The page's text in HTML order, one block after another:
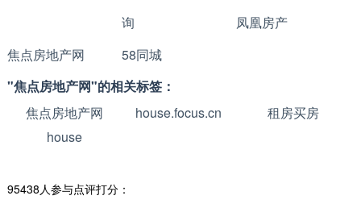
询
凤凰房产
焦点房地产网
58同城
"焦点房地产网"的相关标签：
焦点房地产网
house.focus.cn
租房买房
house
95438人参与点评打分：